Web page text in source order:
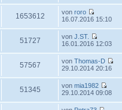
r
i
t
r
g
t
r
a
t
i
r
1653612 von roro
N
u
e
s
t
e
r
e
i
r
16.07.2016 15:10
51727 von J.ST.
N
e
s
t
e
r
e
16.01.2016 12:03
57567 von Thomas-D
t
29.10.2014 20:16
51345 von mia1982
N
29.10.2014 09:08